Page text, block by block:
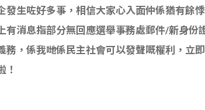
發生咗好多事，相信大家心入面仲係猶有餘
有消息指部分無回應選舉事務處郵件/新身
務，係我哋係民主社會可以發聲嘅權利，立
！